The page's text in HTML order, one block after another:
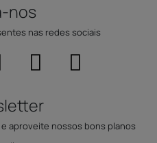
nos
nas redes sociais
aproveite nossos bons planos